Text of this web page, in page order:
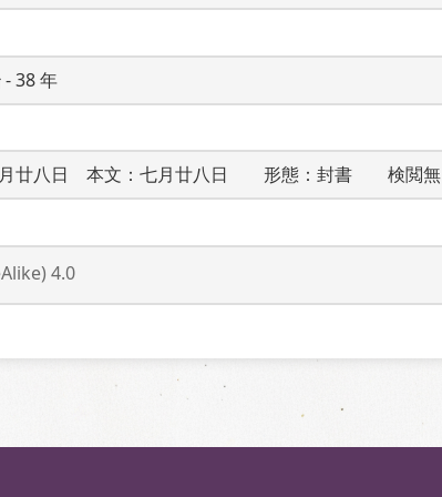
- 38 年
廿八日　本文：七月廿八日　　形態：封書　　検閲無
4.0